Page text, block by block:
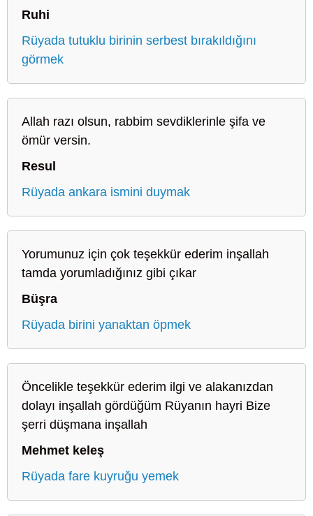
Ruhi
Rüyada tutuklu birinin serbest bırakıldığını
görmek
Allah razı olsun, rabbim sevdiklerinle şifa ve
ömür versin.
Resul
Rüyada ankara ismini duymak
Yorumunuz için çok teşekkür ederim inşallah
tamda yorumladığınız gibi çıkar
Büşra
Rüyada birini yanaktan öpmek
Öncelikle teşekkür ederim ilgi ve alakanızdan
dolayı inşallah gördüğüm Rüyanın hayri Bize
şerri düşmana inşallah
Mehmet keleş
Rüyada fare kuyruğu yemek